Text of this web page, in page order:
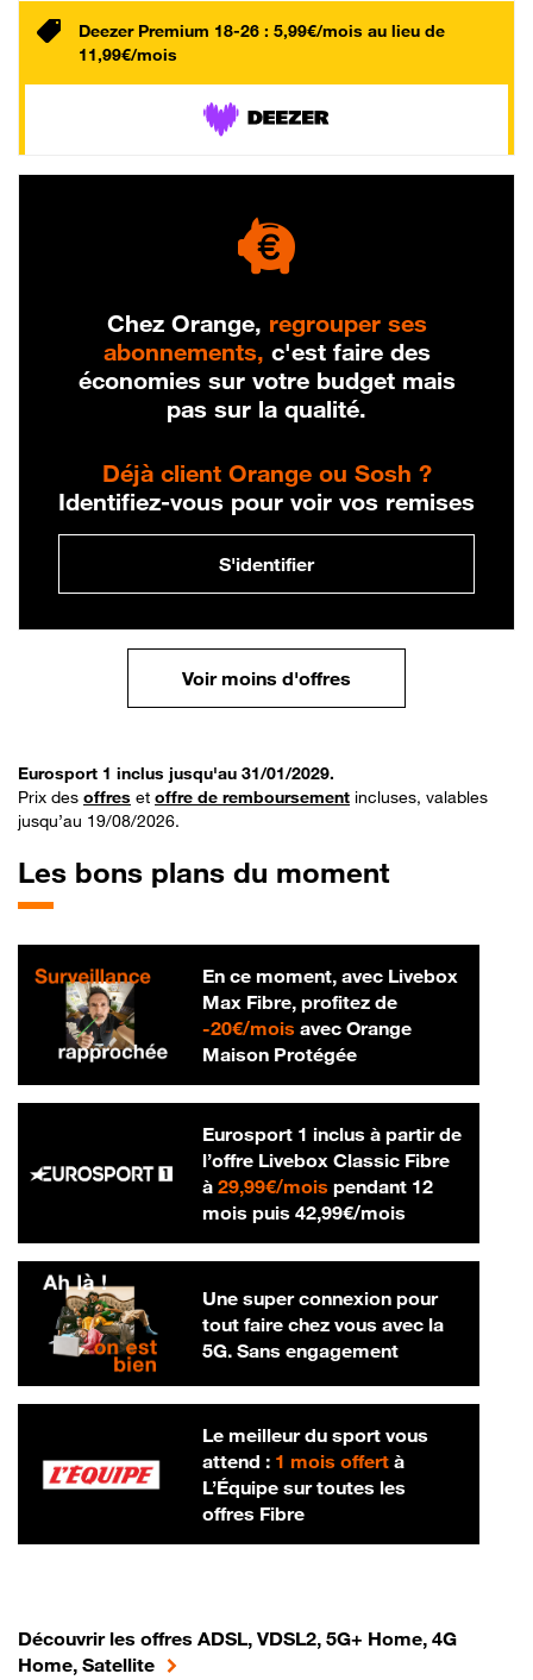
Deezer Premium 18-26 : 5,99€/mois au lieu de
11,99€/mois
Chez Orange, regrouper ses
abonnements, c'est faire des
économies sur votre budget mais
pas sur la qualité.
Déjà client Orange ou Sosh ?
Identifiez-vous pour voir vos remises
S'identifier
Voir moins d'offres
Eurosport 1 inclus jusqu'au 31/01/2029.
Prix des offres et offre de remboursement incluses, valables
jusqu’au 19/08/2026.
Les bons plans du moment
En ce moment, avec Livebox
Max Fibre, profitez de
-20€/mois20 € par mois
avec Orange
Maison Protégée
Eurosport 1 inclus à partir de
l’offre Livebox Classic Fibre
à 29,99€/mois29,99 € par mois
pendant 12
mois puis 42,99€/mois42,99 € par
Une super connexion pour
tout faire chez vous avec la
5G. Sans engagement
Le meilleur du sport vous
attend : 1 mois offertà
L’Équipe sur toutes les
offres Fibre
Découvrir les offres ADSL, VDSL2, 5G+ Home, 4G
Home, Satellite